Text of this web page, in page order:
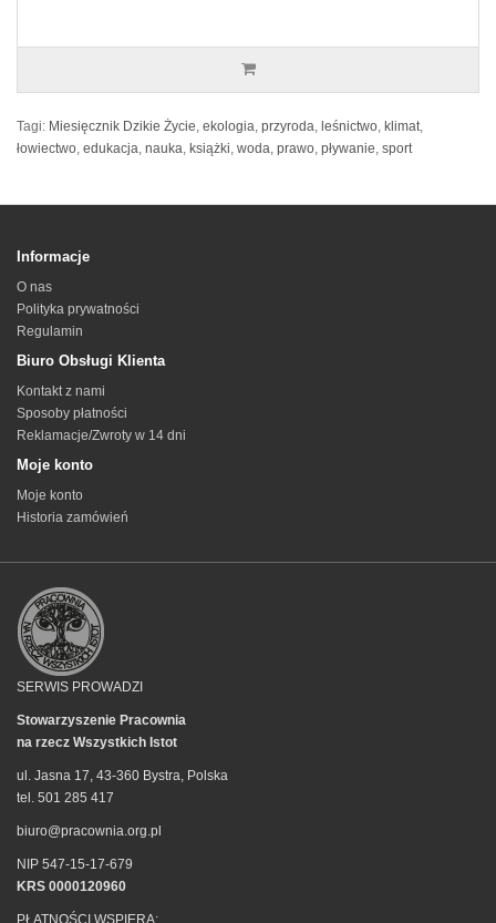
Tagi: Miesięcznik Dzikie Życie, ekologia, przyroda, leśnictwo, klimat,
łowiectwo, edukacja, nauka, książki, woda, prawo, pływanie, sport
Informacje
O nas
Polityka prywatności
Regulamin
Biuro Obsługi Klienta
Kontakt z nami
Sposoby płatności
Reklamacje/Zwroty w 14 dni
Moje konto
Moje konto
Historia zamówień
SERWIS PROWADZI
Stowarzyszenie Pracownia
na rzecz Wszystkich Istot
ul. Jasna 17, 43-360 Bystra, Polska
tel. 501 285 417
biuro@pracownia.org.pl
NIP 547-15-17-679
KRS 0000120960
PŁATNOŚCI WSPIERA: